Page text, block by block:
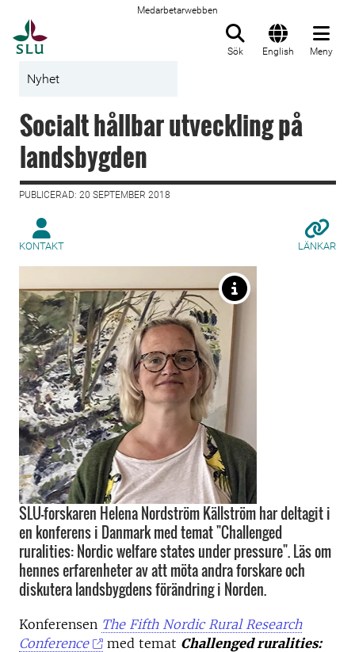
Medarbetarwebben
Sök English Meny
Nyhet
Socialt hållbar utveckling på
landsbygden
PUBLICERAD: 20 SEPTEMBER 2018
KONTAKT LÄNKAR
SLU-forskaren Helena Nordström Källström har deltagit i
en konferens i Danmark med temat "Challenged
ruralities: Nordic welfare states under pressure". Läs om
hennes erfarenheter av att möta andra forskare och
diskutera landsbygdens förändring i Norden.
Konferensen The Fifth Nordic Rural Research
Conference
med temat Challenged ruralities: